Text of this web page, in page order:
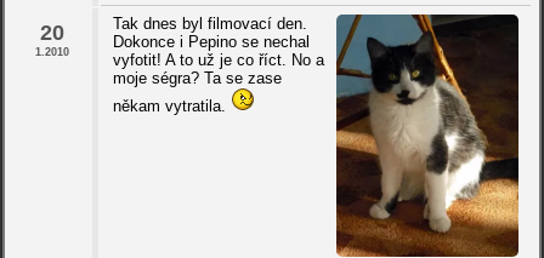
20
1.2010
Tak dnes byl filmovací den.
Dokonce i Pepino se nechal
vyfotit! A to už je co říct. No a
moje ségra? Ta se zase
někam vytratila.